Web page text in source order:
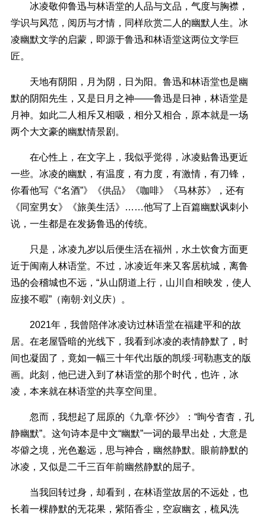
冰凌敬仰鲁迅与林语堂的人品与文品，气度与胸襟，
学识与风范，阅历与才情，同样欣赏二人的幽默人生。冰
凌幽默文学的启蒙，即源于鲁迅和林语堂这两位文学巨
匠。
天地有阴阳，月为阴，日为阳。鲁迅和林语堂也是幽
默的阴阳先生，又是日月之神——鲁迅是日神，林语堂是
月神。如此二人相斥又相吸，相分又相合，原本就是一场
两个大文豪的幽默情景剧。
在心性上，在文字上，我似乎觉得，冰凌贴鲁迅更近
一些。冰凌的幽默，有温度，有力度，有激情，有刀锋，
你看他写《“名酒”》《供品》《咖啡》《马林苏》，还有
《同室男女》《旅美生活》……他写了上百篇幽默讽刺小
说，一生都是在发扬鲁迅的传统。
只是，冰凌九岁以后便生活在福州，水土饮食方面更
近于闽南人林语堂。不过，冰凌近年来又客居杭城，离鲁
迅的会稽城也不远，“从山阴道上行，山川自相映发，使人
应接不暇”（南朝·刘义庆）。
2021年，我曾陪伴冰凌访过林语堂在福建平和的故
居。在老屋昏暗的光线下，我看到冰凌的表情静默了，时
间也凝固了，竟如一幅三十年代出版的凯绥·珂勒惠支的版
画。此刻，他已进入到了林语堂的那个时代，也许，冰
凌，本来就在林语堂的共享空间里。
忽而，我想起了屈原的《九章·怀沙》：“眴兮杳杳，孔
静幽默”。这句诗本是中文“幽默”一词的最早出处，大意是
岑僻之境，光色邈远，思与神合，幽然静默。眼前静默的
冰凌，又似是二千三百年前幽然静默的屈子。
当我回转过身，却看到，在林语堂故居的不远处，也
长着一棵静默的无花果，紫陌香尘，空寂幽玄，梳风洗